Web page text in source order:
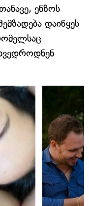
ენზოს
დაიწყეს